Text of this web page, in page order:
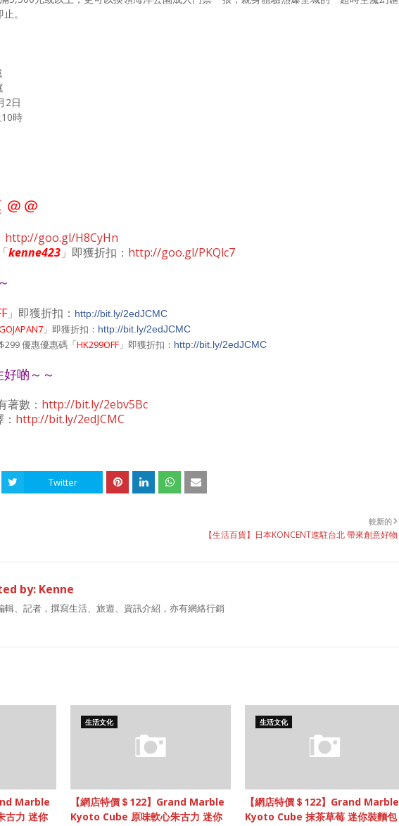
。
2日
時
＠
http://goo.gl/H8CyHn
kenne423 」即獲折扣： http://goo.gl/PKQlc7
」即獲折扣： http://bit.ly/2edJCMC
」即獲折扣： http://bit.ly/2edJCMC
優惠優惠碼「HK299OFF 」即獲折扣： http://bit.ly/2edJCMC
啲～～
著數： http://bit.ly/2ebv5Bc
http://bit.ly/2edJCMC
Twitter
較新的
【生活百貨】日本KONCENT進駐台北 帶來創意好物
by: Kenne
輯、記者，撰寫生活、旅遊、資訊介紹，亦有網絡行銷
Marble
古力 迷你
生活文化
【網店特價＄122】Grand Marble
Kyoto Cube 原味軟心朱古力 迷你
生活文化
【網店特價＄122】Grand Marble
Kyoto Cube 抹茶草莓 迷你裝麵包